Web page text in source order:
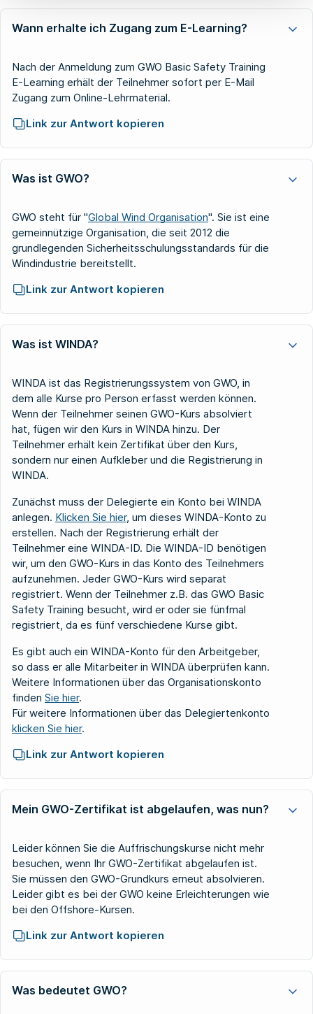
Wann erhalte ich Zugang zum E-Learning?
Nach der Anmeldung zum GWO Basic Safety Training
E-Learning erhält der Teilnehmer sofort per E-Mail
Zugang zum Online-Lehrmaterial.
Link zur Antwort kopieren
Was ist GWO?
GWO steht für "Global Wind Organisation". Sie ist eine
gemeinnützige Organisation, die seit 2012 die
grundlegenden Sicherheitsschulungsstandards für die
Windindustrie bereitstellt.
Link zur Antwort kopieren
Was ist WINDA?
WINDA ist das Registrierungssystem von GWO, in
dem alle Kurse pro Person erfasst werden können.
Wenn der Teilnehmer seinen GWO-Kurs absolviert
hat, fügen wir den Kurs in WINDA hinzu. Der
Teilnehmer erhält kein Zertifikat über den Kurs,
sondern nur einen Aufkleber und die Registrierung in
WINDA.
Zunächst muss der Delegierte ein Konto bei WINDA
anlegen. Klicken Sie hier, um dieses WINDA-Konto zu
erstellen. Nach der Registrierung erhält der
Teilnehmer eine WINDA-ID. Die WINDA-ID benötigen
wir, um den GWO-Kurs in das Konto des Teilnehmers
aufzunehmen. Jeder GWO-Kurs wird separat
registriert. Wenn der Teilnehmer z.B. das GWO Basic
Safety Training besucht, wird er oder sie fünfmal
registriert, da es fünf verschiedene Kurse gibt.
Es gibt auch ein WINDA-Konto für den Arbeitgeber,
so dass er alle Mitarbeiter in WINDA überprüfen kann.
Weitere Informationen über das Organisationskonto
finden Sie hier.
Für weitere Informationen über das Delegiertenkonto
klicken Sie hier.
Link zur Antwort kopieren
Mein GWO-Zertifikat ist abgelaufen, was nun?
Leider können Sie die Auffrischungskurse nicht mehr
besuchen, wenn Ihr GWO-Zertifikat abgelaufen ist.
Sie müssen den GWO-Grundkurs erneut absolvieren.
Leider gibt es bei der GWO keine Erleichterungen wie
bei den Offshore-Kursen.
Link zur Antwort kopieren
Was bedeutet GWO?